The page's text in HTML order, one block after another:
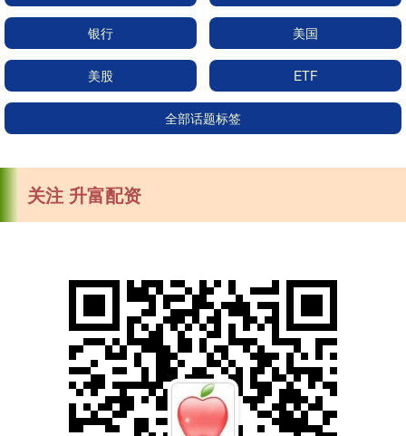
银行 美国
美股 ETF
全部话题标签
关注 升富配资